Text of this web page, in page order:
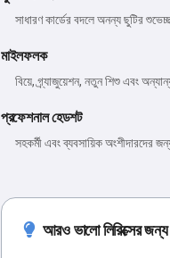
সাধারণ কার্ডের বদলে অনন্য ছুটির
মাইলফলক
বিয়ে, গ্র্যাজুয়েশন, নতুন শিশু এবং
প্রফেশনাল হেডশট
সহকর্মী এবং ব্যবসায়িক অংশীদারদের
আরও ভালো লিরিক্সের জন্য